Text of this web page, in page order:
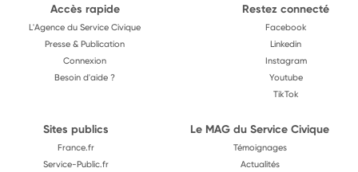
Accès rapide
L'Agence du Service Civique
Presse & Publication
Connexion
Besoin d'aide ?
Restez connecté
Facebook
Linkedin
Instagram
Youtube
TikTok
Sites publics
France.fr
Service-Public.fr
Le MAG du Service Civique
Témoignages
Actualités